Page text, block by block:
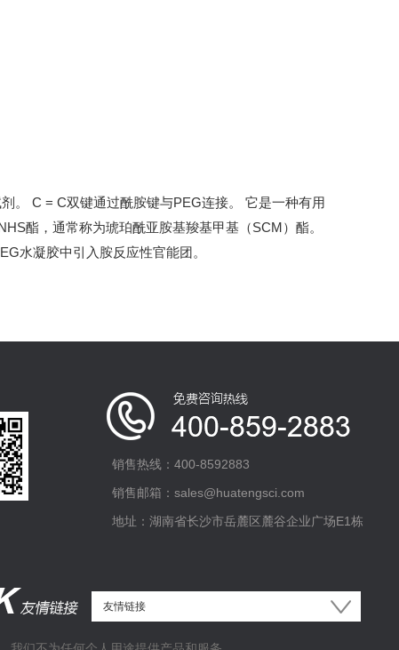
。 C = C双键通过酰胺键与PEG连接。 它是一种有用
酯，通常称为琥珀酰亚胺基羧基甲基（SCM）酯。
水凝胶中引入胺反应性官能团。
销售热线：400-8592883
销售邮箱：sales@huatengsci.com
地址：湖南省长沙市岳麓区麓谷企业广场E1栋